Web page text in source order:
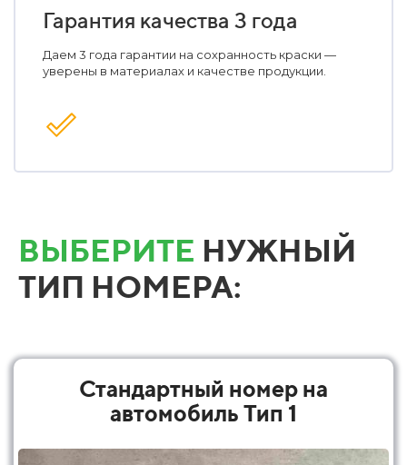
Гарантия качества 3 года
Даем 3 года гарантии на сохранность краски —
уверены в материалах и качестве продукции.
ВЫБЕРИТЕ НУЖНЫЙ
ТИП НОМЕРА:
Стандартный номер на
автомобиль Тип 1